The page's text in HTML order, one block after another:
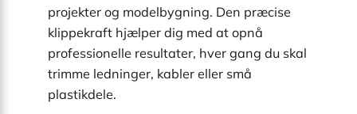
projekter og modelbygning. Den præcise
klippekraft hjælper dig med at opnå
professionelle resultater, hver gang du skal
trimme ledninger, kabler eller små
plastikdele.